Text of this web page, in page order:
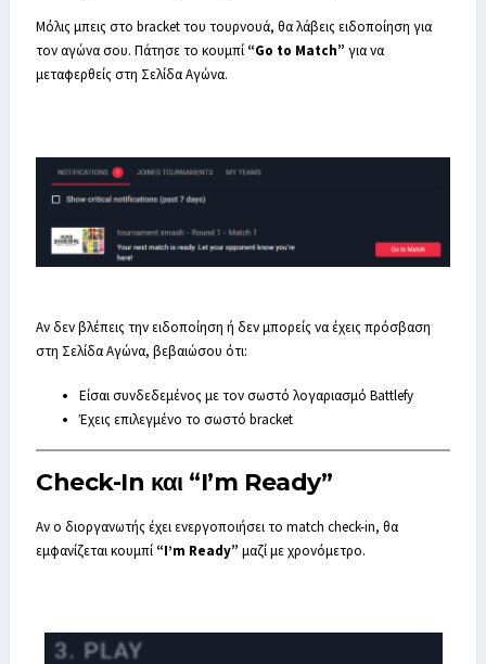
Μόλις μπεις στο bracket του τουρνουά, θα λάβεις ειδοποίηση για
τον αγώνα σου. Πάτησε το κουμπί “Go to Match” για να
μεταφερθείς στη Σελίδα Αγώνα.
Αν δεν βλέπεις την ειδοποίηση ή δεν μπορείς να έχεις πρόσβαση
στη Σελίδα Αγώνα, βεβαιώσου ότι:
Είσαι συνδεδεμένος με τον σωστό λογαριασμό Battlefy
Έχεις επιλεγμένο το σωστό bracket
Check-In και “I’m Ready”
Αν ο διοργανωτής έχει ενεργοποιήσει το match check-in, θα
εμφανίζεται κουμπί “I’m Ready” μαζί με χρονόμετρο.